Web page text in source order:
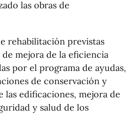
las obras de
rehabilitación previstas
mejora de la eficiencia
por el programa de ayudas,
de conservación y
las edificaciones, mejora de
y salud de los